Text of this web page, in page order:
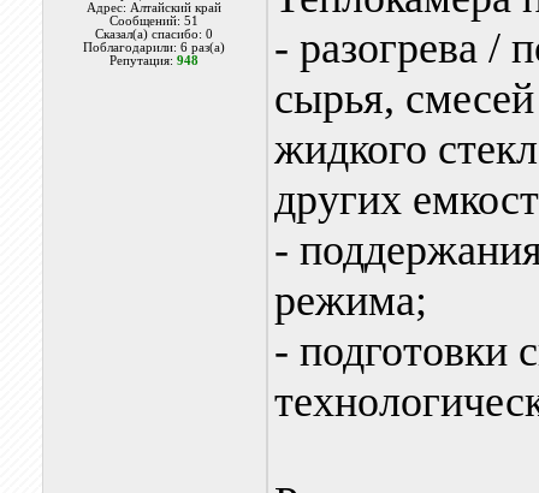
Адрес: Алтайский край
Сообщений: 51
Сказал(а) спасибо: 0
Поблагодарили: 6 раз(а)
Репутация:948
- разогрева /
сырья,
жидкого
других
-
режима;
- подготовки